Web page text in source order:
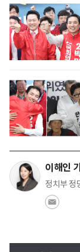
이해인
정치부 정